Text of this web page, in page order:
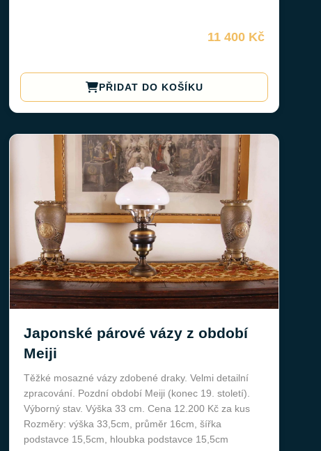
11 400 Kč
PŘIDAT DO KOŠÍKU
Japonské párové vázy z období
Meiji
Těžké mosazné vázy zdobené draky. Velmi detailní
zpracování. Pozdní období Meiji (konec 19. století).
Výborný stav. Výška 33 cm. Cena 12.200 Kč za kus
Rozměry: výška 33,5cm, průměr 16cm, šířka
podstavce 15,5cm, hloubka podstavce 15,5cm